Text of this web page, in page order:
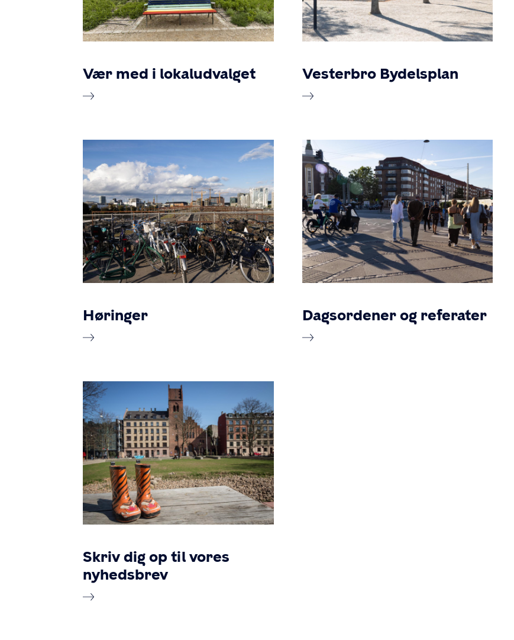
Vær med i lokaludvalget Vesterbro Bydelsplan
Høringer Dagsordener og referater
Skriv dig op til vores
nyhedsbrev